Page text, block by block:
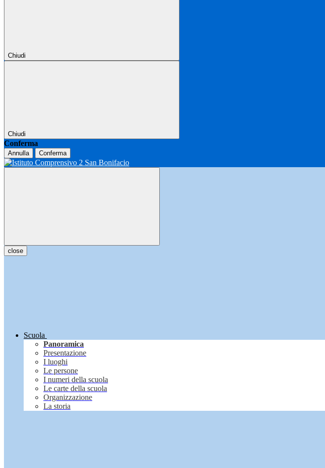
Chiudi
Chiudi
Conferma
Annulla Conferma
close
Scuola
Panoramica
Presentazione
I luoghi
Le persone
I numeri della scuola
Le carte della scuola
Organizzazione
La storia